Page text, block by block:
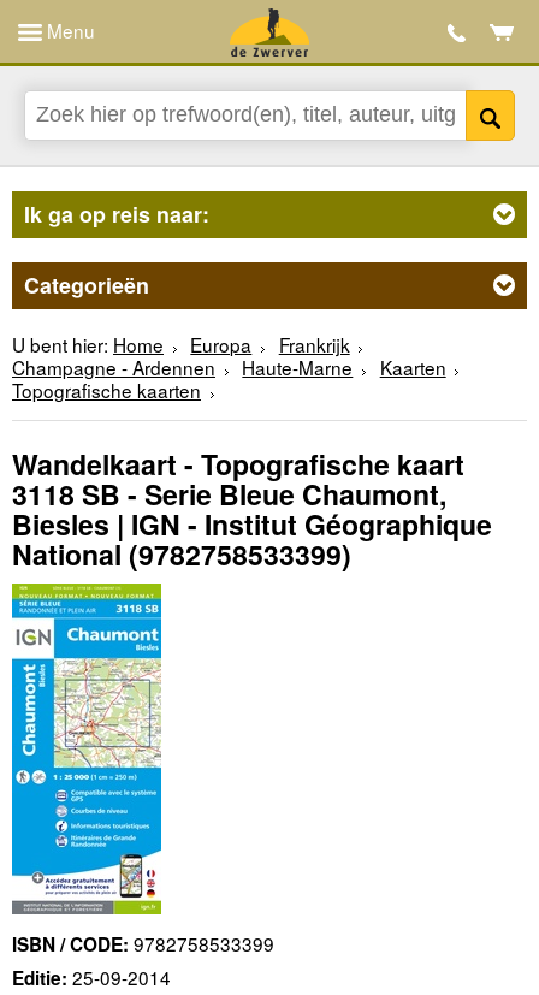
Menu
Ik ga op reis naar:
Categorieën
U bent hier: Home Europa
Frankrijk
Champagne - Ardennen
Haute-Marne
Kaarten
Topografische kaarten
Wandelkaart - Topografische kaart
3118 SB - Serie Bleue Chaumont,
Biesles | IGN - Institut Géographique
National(9782758533399)
ISBN / CODE: 9782758533399
Editie: 25-09-2014